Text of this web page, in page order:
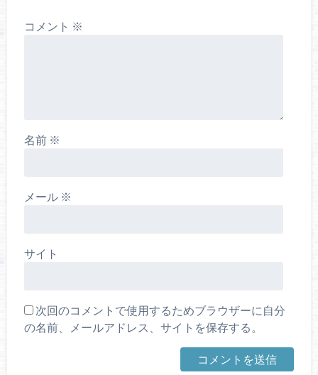
コメント ※
名前 ※
メール ※
サイト
次回のコメントで使用するためブラウザーに自分
の名前、メールアドレス、サイトを保存する。